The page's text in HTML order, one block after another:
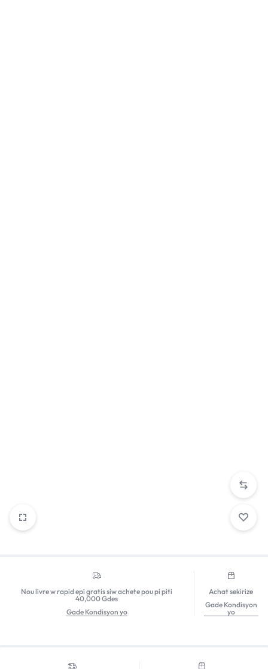
Nou livre w rapid epi gratis siw achete pou pi piti
40,000 Gdes
Gade Kondisyon yo
Achat sekirize
Gade Kondisyon
yo